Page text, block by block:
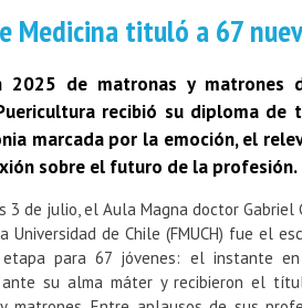
Medicina tituló a 67
2025 de matronas y matrones
recibió su diploma
marcada por la emoción, el
sobre el futuro de la profesión.
3 de julio, el Aula Magna doctor Gabriel
Universidad de Chile (FMUCH) fue el
para 67 jóvenes: el instante
ante su alma máter y recibieron el